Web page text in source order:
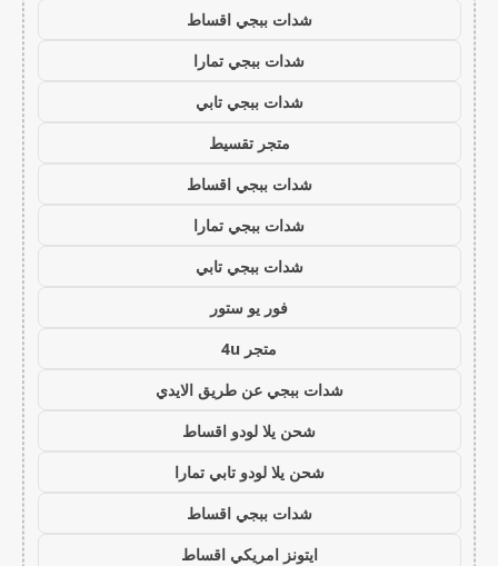
شدات ببجي اقساط
شدات ببجي تمارا
شدات ببجي تابي
متجر تقسيط
شدات ببجي اقساط
شدات ببجي تمارا
شدات ببجي تابي
فور يو ستور
متجر 4u
شدات ببجي عن طريق الايدي
شحن يلا لودو اقساط
شحن يلا لودو تابي تمارا
شدات ببجي اقساط
ايتونز امريكي اقساط